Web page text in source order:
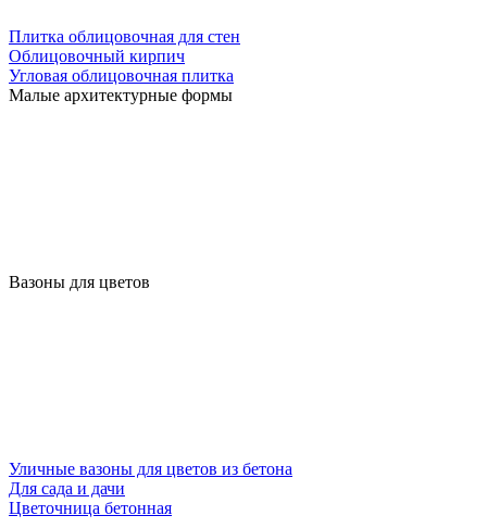
Плитка облицовочная для стен
Облицовочный кирпич
Угловая облицовочная плитка
Малые архитектурные формы
Вазоны для цветов
Уличные вазоны для цветов из бетона
Для сада и дачи
Цветочница бетонная